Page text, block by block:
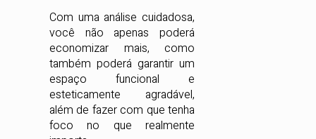
Com uma análise cuidadosa,
você não apenas poderá
economizar mais, como
também poderá garantir um
espaço funcional e
esteticamente agradável,
além de fazer com que tenha
foco no que realmente